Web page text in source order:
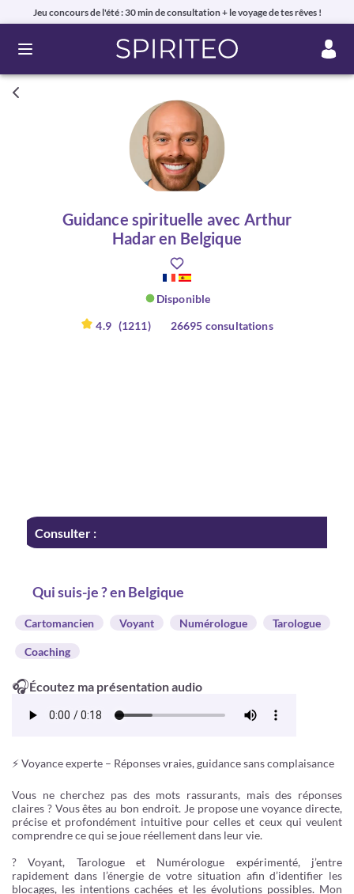
Jeu concours de l'été : 30 min de consultation + le voyage de tes rêves !
Ouvrir le menu
Guidance spirituelle avec Arthur
Hadar en Belgique
Disponible
4.9 (1211) 26695 consultations
Consulter :
Qui suis-je ? en Belgique
Cartomancien Voyant Numérologue Tarologue
Coaching
🎧Écoutez ma présentation audio
⚡️ Voyance experte – Réponses vraies, guidance sans complaisance
Vous ne cherchez pas des mots rassurants, mais des réponses
claires ? Vous êtes au bon endroit. Je propose une voyance directe,
précise et profondément intuitive pour celles et ceux qui veulent
comprendre ce qui se joue réellement dans leur vie.
? Voyant, Tarologue et Numérologue expérimenté, j’entre
rapidement dans l’énergie de votre situation afin d’identifier les
blocages, les intentions cachées et les évolutions possibles. Mon